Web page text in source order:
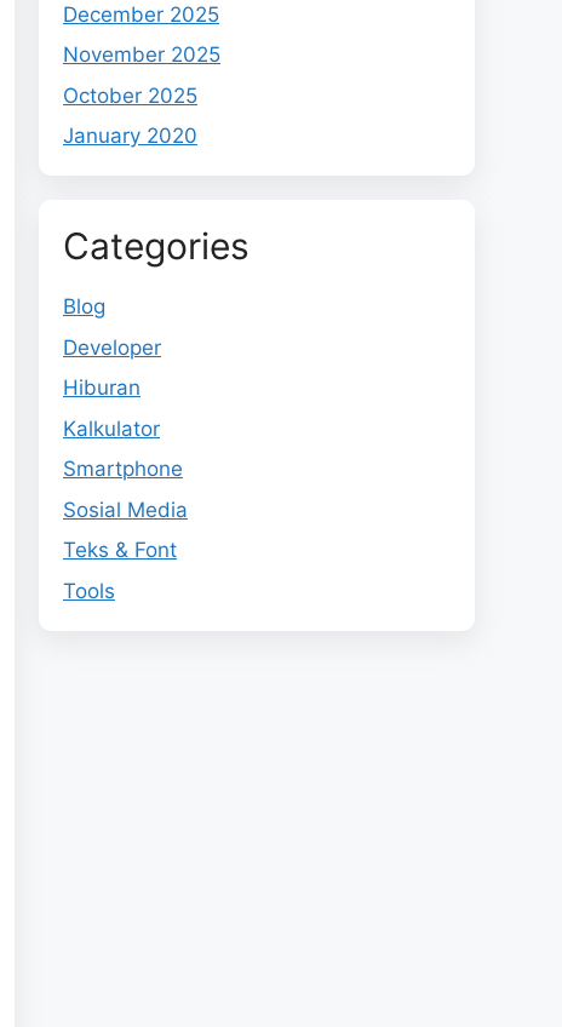
December 2025
November 2025
October 2025
January 2020
Categories
Blog
Developer
Hiburan
Kalkulator
Smartphone
Sosial Media
Teks & Font
Tools